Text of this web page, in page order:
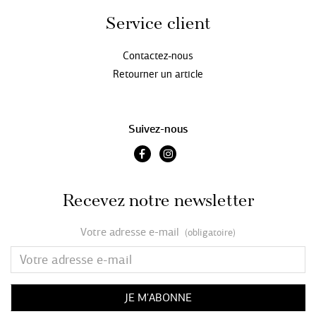
Service client
Contactez-nous
Retourner un article
Suivez-nous
Recevez notre newsletter
Votre adresse e-mail (obligatoire)